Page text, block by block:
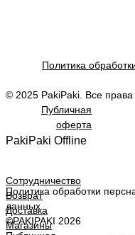
Политика
© 2025 PakiPaki. Все
Публичная
оферта
PakiPaki Offline
Сотрудничество
Возврат
Доставка
Магазины
Политика обработки
данных
©PAKIPAKI 2026